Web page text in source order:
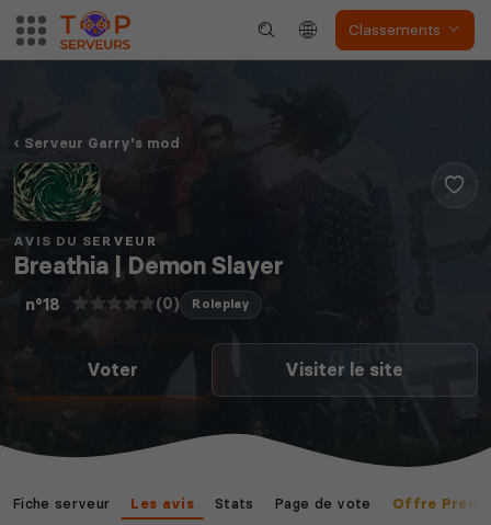
Classements
Dune Awakening
Nights
Myth of Empires Enshrouded
Serveur Garry's mod
AVIS DU SERVEUR
Breathia | Demon Slayer
n°18 (0) Roleplay
Voter Visiter le site
Fiche serveur Les avis Stats Page de vote Offre